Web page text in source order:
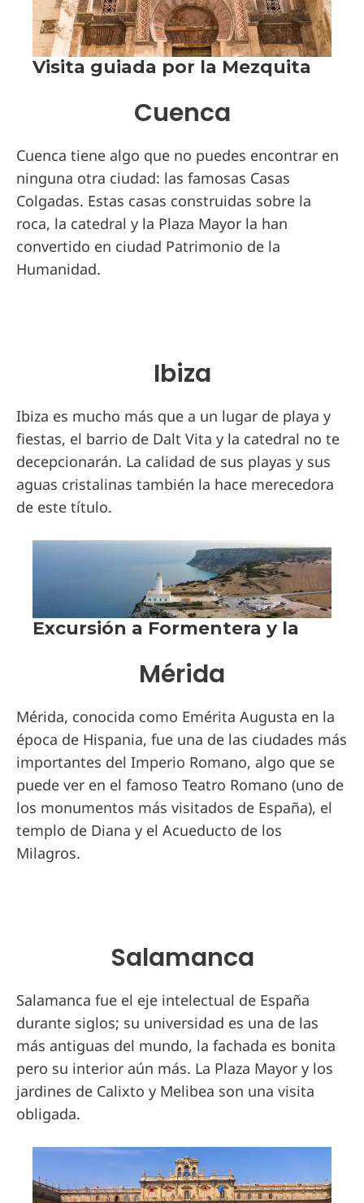
Cuenca
Cuenca tiene algo que no puedes encontrar en
ninguna otra ciudad: las famosas Casas
Colgadas. Estas casas construidas sobre la
roca, la catedral y la Plaza Mayor la han
convertido en ciudad Patrimonio de la
Humanidad.
Ibiza
Ibiza es mucho más que a un lugar de playa y
fiestas, el barrio de Dalt Vita y la catedral no te
decepcionarán. La calidad de sus playas y sus
aguas cristalinas también la hace merecedora
de este título.
Mérida
Mérida, conocida como Emérita Augusta en la
época de Hispania, fue una de las ciudades más
importantes del Imperio Romano, algo que se
puede ver en el famoso Teatro Romano (uno de
los monumentos más visitados de España), el
templo de Diana y el Acueducto de los
Milagros.
Salamanca
Salamanca fue el eje intelectual de España
durante siglos; su universidad es una de las
más antiguas del mundo, la fachada es bonita
pero su interior aún más. La Plaza Mayor y los
jardines de Calixto y Melibea son una visita
obligada.